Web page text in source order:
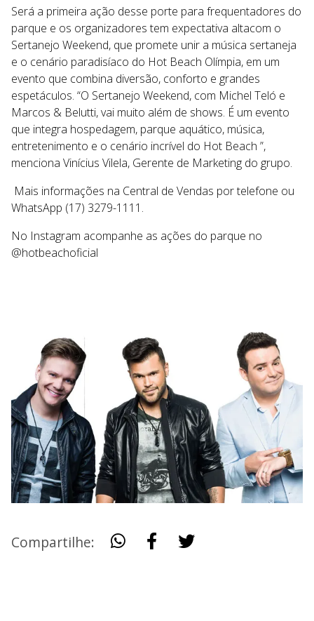
Será a primeira ação desse porte para frequentadores do
parque e os organizadores tem expectativa altacom o
Sertanejo Weekend, que promete unir a música sertaneja
e o cenário paradisíaco do Hot Beach Olímpia, em um
evento que combina diversão, conforto e grandes
espetáculos. “O Sertanejo Weekend, com Michel Teló e
Marcos & Belutti, vai muito além de shows. É um evento
que integra hospedagem, parque aquático, música,
entretenimento e o cenário incrível do Hot Beach ”,
menciona Vinícius Vilela, Gerente de Marketing do grupo.
Mais informações na Central de Vendas por telefone ou
WhatsApp (17) 3279-1111.
No Instagram acompanhe as ações do parque no
@hotbeachoficial
Compartilhe: